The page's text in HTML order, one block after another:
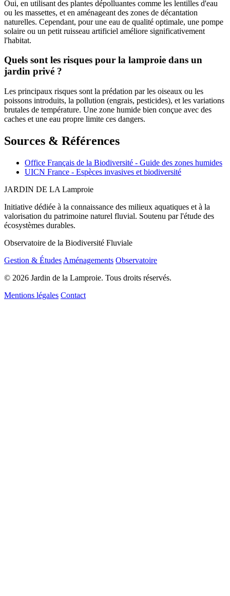
Oui, en utilisant des plantes dépolluantes comme les lentilles d'eau
ou les massettes, et en aménageant des zones de décantation
naturelles. Cependant, pour une eau de qualité optimale, une pompe
solaire ou un petit ruisseau artificiel améliore significativement
l'habitat.
Quels sont les risques pour la lamproie dans un
jardin privé ?
Les principaux risques sont la prédation par les oiseaux ou les
poissons introduits, la pollution (engrais, pesticides), et les variations
brutales de température. Une zone humide bien conçue avec des
caches et une eau propre limite ces dangers.
Sources & Références
Office Français de la Biodiversité - Guide des zones humides
UICN France - Espèces invasives et biodiversité
JARDIN DE LA Lamproie
Initiative dédiée à la connaissance des milieux aquatiques et à la
valorisation du patrimoine naturel fluvial. Soutenu par l'étude des
écosystèmes durables.
Observatoire de la Biodiversité Fluviale
Gestion & Études Aménagements Observatoire
© 2026 Jardin de la Lamproie. Tous droits réservés.
Mentions légales Contact